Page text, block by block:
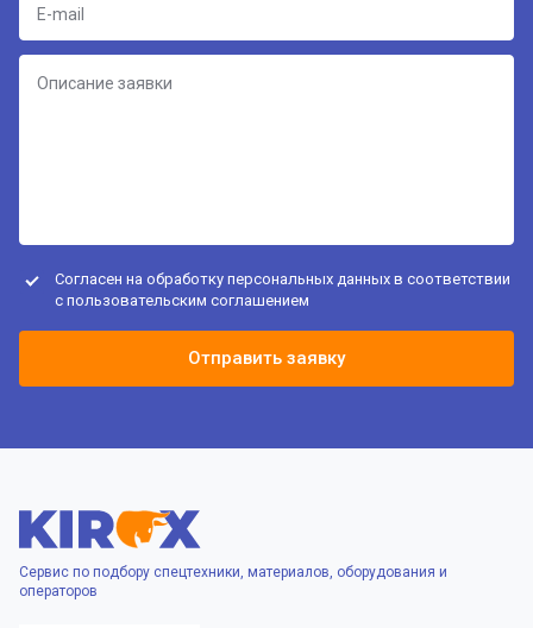
Согласен на обработку персональных данных в соответствии
с пользовательским соглашением
Отправить заявку
Сервис по подбору спецтехники, материалов, оборудования и
операторов